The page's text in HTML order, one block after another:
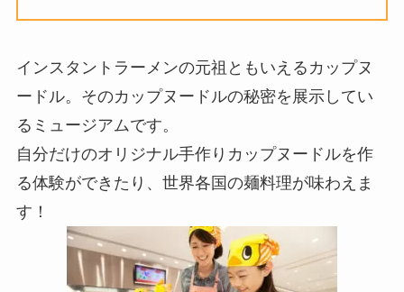
インスタントラーメンの元祖ともいえるカップヌ
ードル。そのカップヌードルの秘密を展示してい
るミュージアムです。
自分だけのオリジナル手作りカップヌードルを作
る体験ができたり、世界各国の麺料理が味わえま
す！